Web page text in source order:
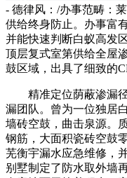
- 德律风：/办事范畴：
供给终身防止。办事富
并能快速判断白蚁高发
顶层复式室第供给全屋
鼓区域，出具了细致的
精准定位荫蔽渗漏径
漏团队。曾为一位独居
墙砖空鼓，曲击泉源。
钢筋，大面积瓷砖空鼓
芜衡宇漏水应急维修，
别墅制定了防水取外墙